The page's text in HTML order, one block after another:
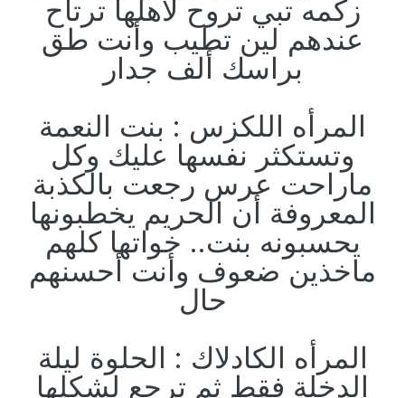
زكمه تبي تروح لأهلها ترتاح
عندهم لين تطيب وأنت طق
براسك ألف جدار
المرأه اللكزس : بنت النعمة
وتستكثر نفسها عليك وكل
ماراحت عرس رجعت بالكذبة
المعروفة أن الحريم يخطبونها
يحسبونه بنت.. خواتها كلهم
ماخذين ضعوف وأنت أحسنهم
حال
المرأه الكادلاك : الحلوة ليلة
الدخلة فقط ثم ترجع لشكلها